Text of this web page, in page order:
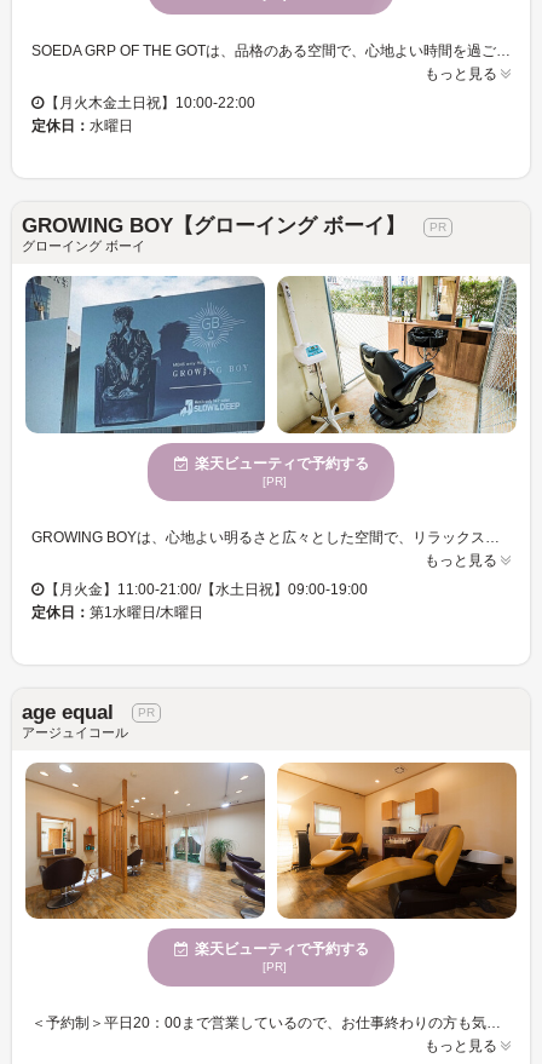
SOEDA GRP OF THE GOTは、品格のある空間で、心地よい時間を過ごせます。ここでは、カット技術に優れたスタイリストたちが、あなたの要望に応じたスタイルを丁寧に提供します。特に男性のお客様に定評があり、モダンで洗練されたスタイルをお楽しみいただけます。広々とした駐車場やクレジットカード利用可の便利なサービスもご用意し、さまざまな方に快適に訪れていただける環境を整えています。自分自身にぴったりのスタイルを見つけ、心身ともにリフレッシュしてみませんか。
もっと見る
【月火木金土日祝】10:00-22:00
定休日： 水曜日
GROWING BOY【グローイング ボーイ】
グローイング ボーイ
楽天ビューティで予約する
[PR]
もっと見る
【月火金】11:00-21:00/【水土日祝】09:00-19:00
定休日： 第1水曜日/木曜日
age equal
アージュイコール
楽天ビューティで予約する
[PR]
もっと見る